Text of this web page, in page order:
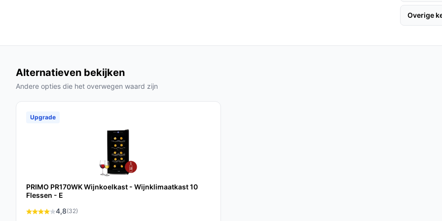
Met de juiste zorg en onderhoud gaat de Tristar WR-7506 jarenlang mee, met een
fabrieksgarantie van 2 jaar voor extra gemoedsrust.
Is dit geschikt voor het bewaren van rosé en witte wijnen?
Ja, deze wijnkoelkast is perfect voor het koelen van zowel rosé als witte wijnen, dankzij het
brede temperatuurbereik.
Wat zijn de belangrijkste verschillen met een traditionele koelkast?
In tegenstelling tot een traditionele koelkast, biedt de Tristar WR-7506 een constante
temperatuur en lage vibratie, wat essentieel is voor het behoud van de wijnkwaliteit.
Overige
Alternatieven bekijken
Andere opties die het overwegen waard zijn
Upgrade
PRIMO PR170WK Wijnkoelkast - Wijnklimaatkast 10
Flessen - E
4,8(32)